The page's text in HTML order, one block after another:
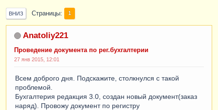
ВНИЗ Страницы 1
Anatoliy221
Проведение документа по рег.бухгалтерии
27 янв 2015, 12:01
Всем доброго дня. Подскажите, столкнулся с такой
проблемой.
Бухгалтерия редакция 3.0, создан новый документ(заказ
наряд). Провожу документ по регистру